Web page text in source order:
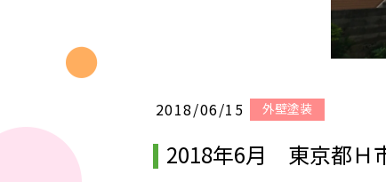
2018/06/15 外壁塗装
2018年6月 東京都